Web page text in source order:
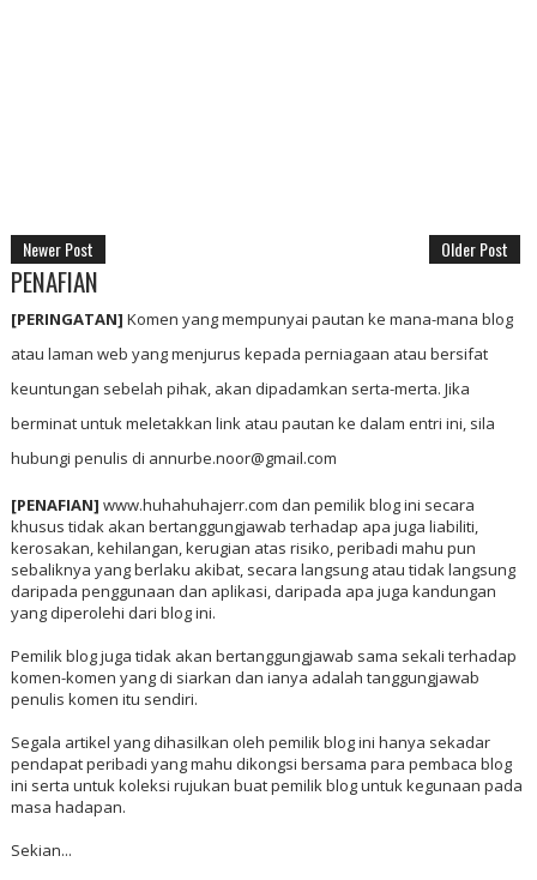
Newer Post Older Post
PENAFIAN
[PERINGATAN] Komen yang mempunyai pautan ke mana-mana blog
atau laman web yang menjurus kepada perniagaan atau bersifat
keuntungan sebelah pihak, akan dipadamkan serta-merta. Jika
berminat untuk meletakkan link atau pautan ke dalam entri ini, sila
hubungi penulis di annurbe.noor@gmail.com
[PENAFIAN] www.huhahuhajerr.com dan pemilik blog ini secara
khusus tidak akan bertanggungjawab terhadap apa juga liabiliti,
kerosakan, kehilangan, kerugian atas risiko, peribadi mahu pun
sebaliknya yang berlaku akibat, secara langsung atau tidak langsung
daripada penggunaan dan aplikasi, daripada apa juga kandungan
yang diperolehi dari blog ini.
Pemilik blog juga tidak akan bertanggungjawab sama sekali terhadap
komen-komen yang di siarkan dan ianya adalah tanggungjawab
penulis komen itu sendiri.
Segala artikel yang dihasilkan oleh pemilik blog ini hanya sekadar
pendapat peribadi yang mahu dikongsi bersama para pembaca blog
ini serta untuk koleksi rujukan buat pemilik blog untuk kegunaan pada
masa hadapan.
Sekian...